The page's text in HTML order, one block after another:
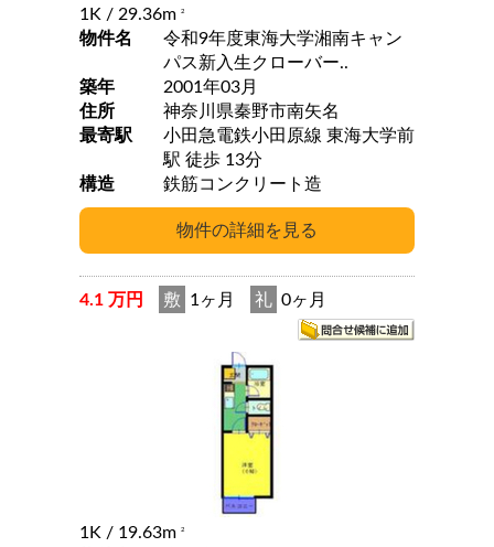
1K / 29.36m 2
物件名
令和9年度東海大学湘南キャン
パス新入生クローバー..
築年
2001年03月
住所
神奈川県秦野市南矢名
最寄駅
小田急電鉄小田原線 東海大学前
駅 徒歩 13分
構造
鉄筋コンクリート造
4.1 万円 敷 1ヶ月 礼 0ヶ月
1K / 19.63m 2